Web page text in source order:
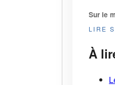
Sur le
LIRE
À